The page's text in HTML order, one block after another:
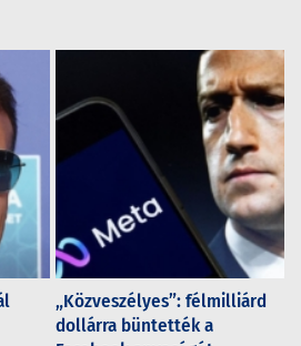
„Közveszélyes”: félmilliárd
dollárra büntették a